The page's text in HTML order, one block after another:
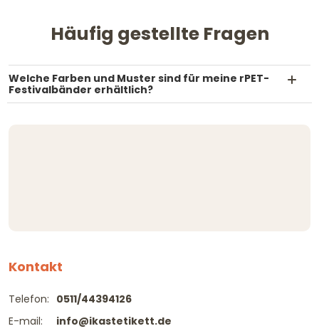
Häufig gestellte Fragen
Welche Farben und Muster sind für meine rPET-
Festivalbänder erhältlich?
Kontakt
Telefon:
E-mail:
0511/44394126
info@ikastetikett.de